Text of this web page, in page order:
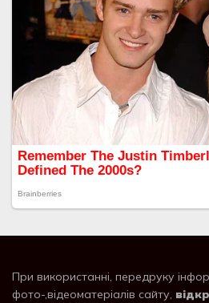
При використанні, передруку
фото-,відеоматеріалів сайту,